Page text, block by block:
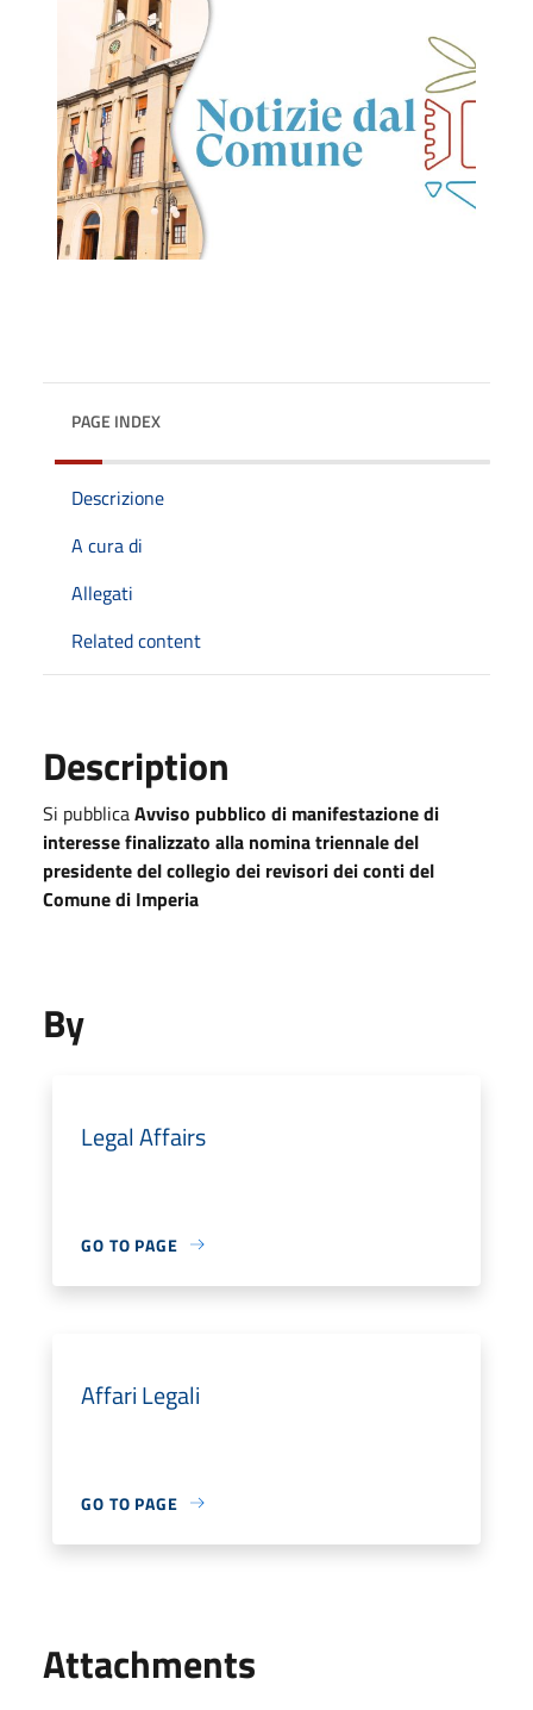
PAGE INDEX
Descrizione
A cura di
Allegati
Related content
Description
Si pubblicaAvviso pubblico di manifestazione di
interesse finalizzato alla nomina triennale del
presidente del collegio dei revisori dei conti del
Comune di Imperia
By
Legal Affairs
GO TO PAGE
Affari Legali
GO TO PAGE
Attachments